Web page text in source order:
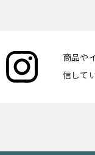
商品や
信して